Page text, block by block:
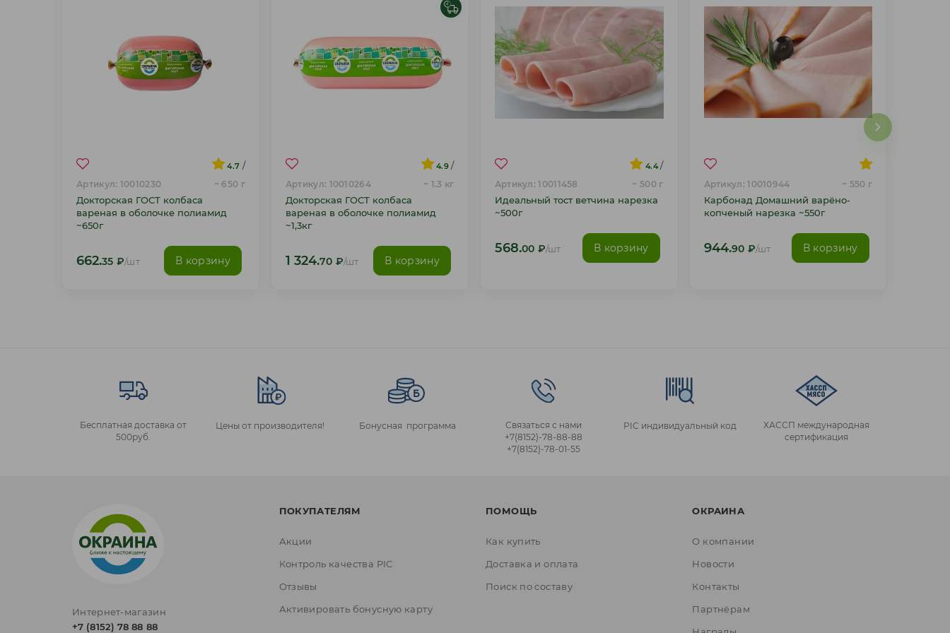
4.7 /
Артикул: 10010230 ~ 650 г
Докторская ГОСТ колбаса
вареная в оболочке полиамид
~650г
662.35 ₽/шт В корзину
4.9 /
Артикул: 10010264 ~ 1.3 кг
Докторская ГОСТ колбаса
вареная в оболочке полиамид
~1,3кг
1 324.70 ₽/шт В корзину
4.4 /
Артикул: 10011458 ~ 500 г
Идеальный тост ветчина нарезка
~500г
568.00 ₽/шт В корзину
Артикул: 10010944 ~ 550 г
Карбонад Домашний варёно-
копченый нарезка ~550г
944.90 ₽/шт В корзину
Бесплатная доставка от
500руб.
Цены от производителя! Бонусная программа
Связаться с нами
+7(8152)‑78‑88‑88
+7(8152)‑78‑01‑55
PIC индивидуальный код
ХАССП международная
сертификация
Интернет-магазин
+7 (8152) 78 88 88
ПОКУПАТЕЛЯМ
Акции
Контроль качества PIC
Отзывы
Активировать бонусную карту
ПОМОЩЬ
Как купить
Доставка и оплата
Поиск по составу
ОКРАИНА
О компании
Новости
Контакты
Партнёрам